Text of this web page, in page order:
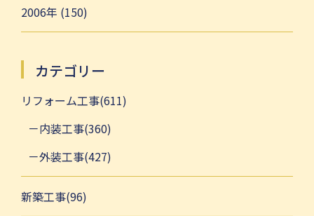
2006年 (150)
カテゴリー
リフォーム工事(611)
内装工事(360)
外装工事(427)
新築工事(96)